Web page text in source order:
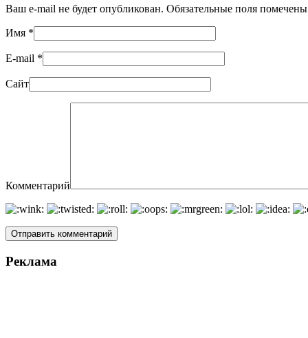
Ваш e-mail не будет опубликован. Обязательные поля помечены
Имя *
E-mail *
Сайт
Комментарий
Реклама